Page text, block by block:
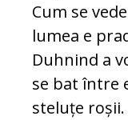
Cum se
lumea e
Duhnind a
se bat între
steluțe